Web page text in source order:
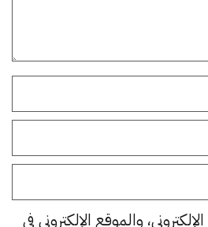
والموقع الإلكتروني في